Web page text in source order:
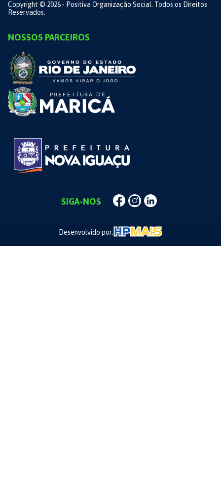
Copyright © 2026 - Positiva Organização Social. Todos os Direitos
Reservados.
NOSSOS PARCEIROS
SIGA-NOS
Desenvolvido por: